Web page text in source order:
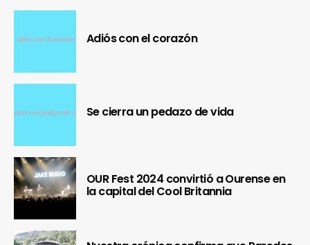
Adiós con el corazón
Se cierra un pedazo de vida
OUR Fest 2024 convirtió a Ourense en
la capital del Cool Britannia